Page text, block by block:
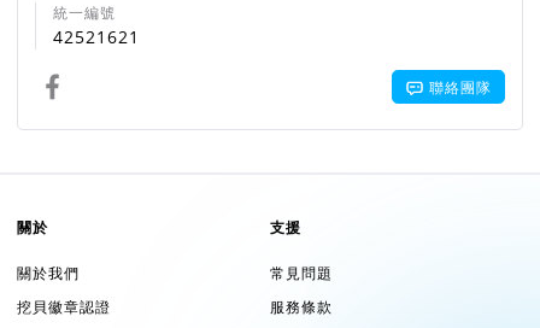
統一編號
42521621
聯絡團隊
關於
關於我們
挖貝徽章認證
支援
常見問題
服務條款